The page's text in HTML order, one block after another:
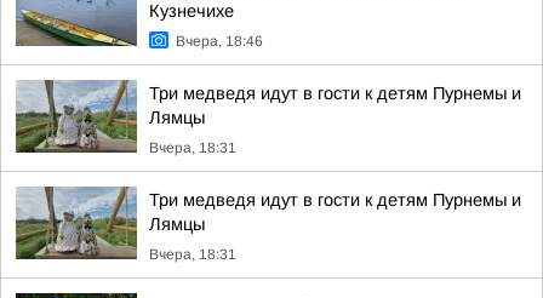
Кузнечихе
Вчера, 18:46
Три медведя идут в гости к детям Пурнемы и
Лямцы
Вчера, 18:31
Три медведя идут в гости к детям Пурнемы и
Лямцы
Вчера, 18:31